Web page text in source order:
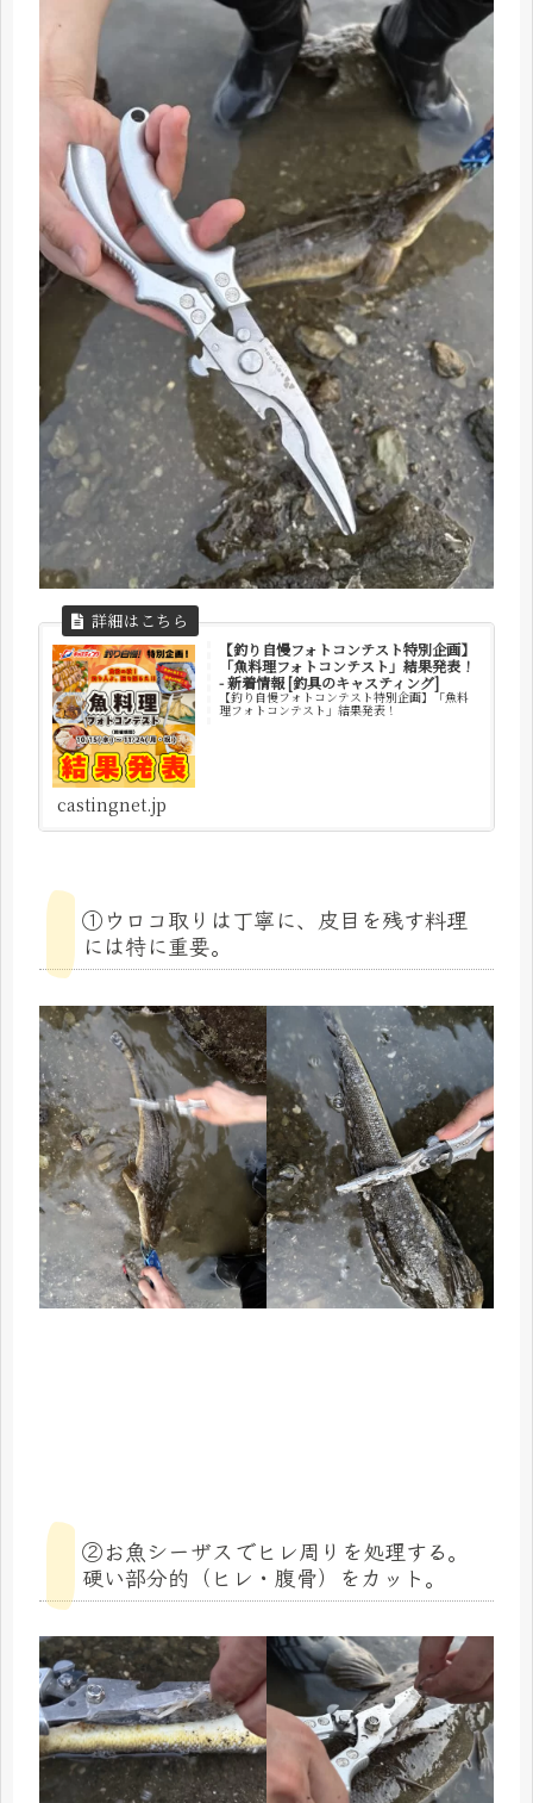
【釣り自慢フォトコンテスト特別企画】
「魚料理フォトコンテスト」結果発表！
- 新着情報 [釣具のキャスティング]
【釣り自慢フォトコンテスト特別企画】「魚料
理フォトコンテスト」結果発表！
castingnet.jp
①ウロコ取りは丁寧に、皮目を残す料理
には特に重要。
②お魚シーザスでヒレ周りを処理する。
硬い部分的（ヒレ・腹骨）をカット。